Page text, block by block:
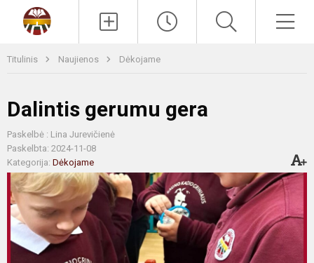
Titulinis Naujienos Dėkojame
Dalintis gerumu gera
Paskelbė : Lina Jurevičienė
Paskelbta: 2024-11-08
Kategorija: Dėkojame